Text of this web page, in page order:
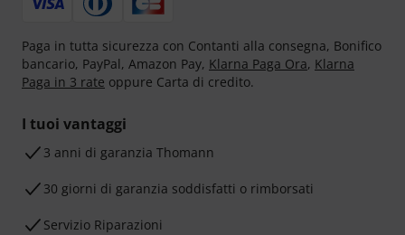
Paga in tutta sicurezza con Contanti alla consegna, Bonifico
bancario, PayPal, Amazon Pay, Klarna Paga Ora, Klarna
Paga in 3 rate oppure Carta di credito.
I tuoi vantaggi
3 anni di garanzia Thomann
30 giorni di garanzia soddisfatti o rimborsati
Servizio Riparazioni